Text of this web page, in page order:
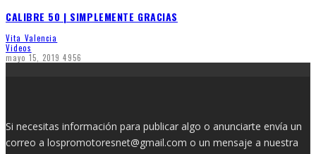
CALIBRE 50 | SIMPLEMENTE GRACIAS
Vita Valencia
Videos
mayo 15, 2019 4956
Si necesitas información para publicar algo o anunciarte envía un
correo a lospromotoresnet@gmail.com o un mensaje a nuestra